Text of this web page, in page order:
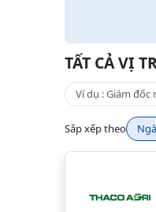
TẤT CẢ VỊ
Sắp xếp theo